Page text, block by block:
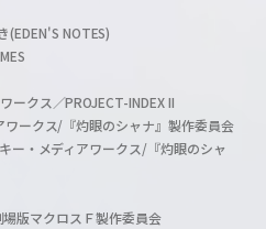
NOTES)
ークス／PROJECT-INDEX II
ークス/『灼眼のシャナ』製作委員会
・メディアワークス/『灼眼のシャ
版マクロスＦ製作委員会